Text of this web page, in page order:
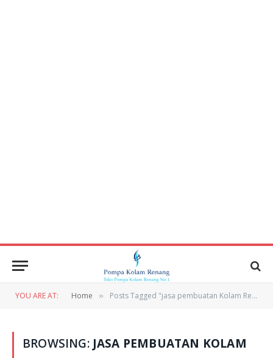
YOU ARE AT: Home » Posts Tagged "jasa pembuatan Kolam Renang Dumai"
BROWSING: JASA PEMBUATAN KOLAM